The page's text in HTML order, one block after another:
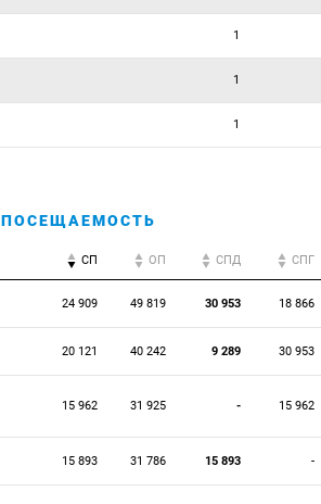
1
1
1
ПОСЕЩАЕМОСТЬ
СП ОП CПД CПГ
24 909 49 819 30 953 18 866
20 121 40 242 9 289 30 953
15 962 31 925 - 15 962
15 893 31 786 15 893 -